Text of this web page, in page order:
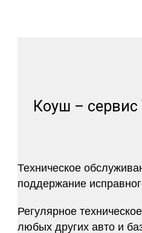
Коуш – сервис
Техническое
поддержание
Регулярное
любых других авто и